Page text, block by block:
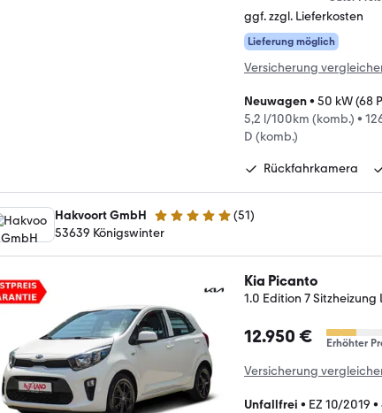
ggf. zzgl. Lieferkosten
Lieferung möglich
Versicherung
Neuwagen• 50 kW (68
5,2 l/100km (komb.) •
D (komb.)
Rückfahrkamera
Hakvoort GmbH 5 Sterne (51)
53639 Königswinter
Kia Picanto
1.0 Edition 7
12.950 € Erhöhter
Versicherung
Unfallfrei • EZ 10/2019 •